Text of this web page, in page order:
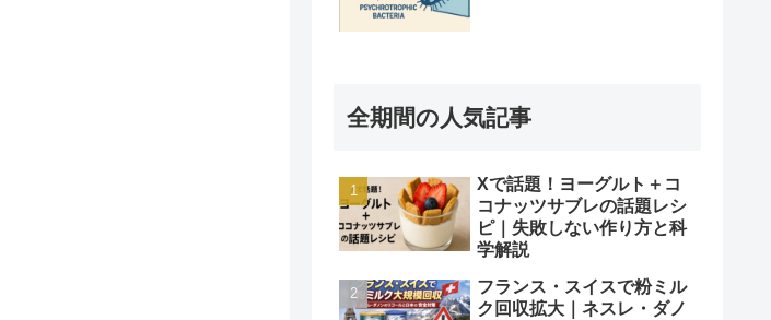
全期間の人気記事
Xで話題！ヨーグルト＋コ
コナッツサブレの話題レシ
ピ｜失敗しない作り方と科
学解説
フランス・スイスで粉ミル
ク回収拡大｜ネスレ・ダノ